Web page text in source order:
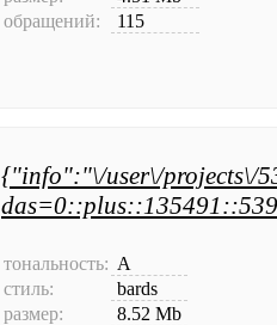
обращений:
115
{"info":"\/user\/projects\/
тональность: A
стиль:
bards
размер:
8.52 Mb